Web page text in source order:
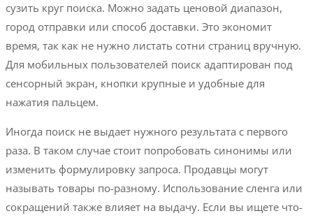
сузить круг поиска. Можно задать ценовой диапазон,
город отправки или способ доставки. Это экономит
время, так как не нужно листать сотни страниц вручную.
Для мобильных пользователей поиск адаптирован под
сенсорный экран, кнопки крупные и удобные для
нажатия пальцем.
Иногда поиск не выдает нужного результата с первого
раза. В таком случае стоит попробовать синонимы или
изменить формулировку запроса. Продавцы могут
называть товары по-разному. Использование сленга или
сокращений также влияет на выдачу. Если вы ищете что-